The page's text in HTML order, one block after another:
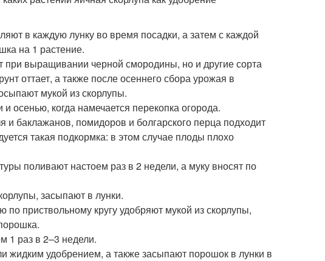
в каждую лунку во время посадки, а затем с каждой
на 1 растение.
выращивании черной смородины, но и другие сорта
оттает, а также после осеннего сбора урожая в
мукой из скорлупы.
осенью, когда намечается перекопка огорода.
баклажанов, помидоров и болгарского перца подходит
такая подкормка: в этом случае плоды плохо
поливают настоем раз в 2 недели, а муку вносят по
засыпают в лунки.
приствольному кругу удобряют мукой из скорлупы,
1 раз в 2–3 недели.
жидким удобрением, а также засыпают порошок в лунки в